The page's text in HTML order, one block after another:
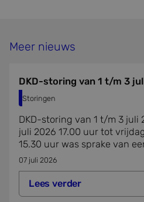
Meer nieuws
DKD-storing van 1 t/m 3
Storingen
DKD-storing van 1 t/m 3 juli 2026 Van
juli 2026 17.00 uur tot
15.30 uur was sprake van
storing had ook gevolgen
07 juli 2026
Lees verder